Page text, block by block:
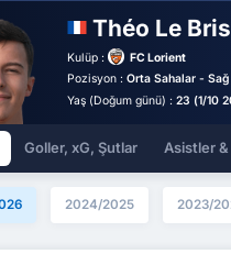
Théo Le Bris
Kulüp :
FC Lorient
Pozisyon :Orta Sahalar -
Yaş (Doğum günü) :23 (1/10
Goller, xG, Şutlar Asistler &
2024/2025 2023/